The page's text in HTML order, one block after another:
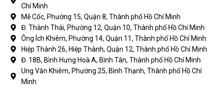
Chí Minh
Mễ Cốc, Phường 15, Quận 8, Thành phố Hồ Chí Minh
Đ. Thành Thái, Phường 12, Quận 10, Thành phố Hồ Chí Minh
Ông Ích Khiêm, Phường 14, Quận 11, Thành phố Hồ Chí Minh
Hiệp Thành 26, Hiệp Thành, Quận 12, Thành phố Hồ Chí Minh
Đ. 18B, Bình Hưng Hoà A, Bình Tân, Thành phố Hồ Chí Minh
Ung Văn Khiêm, Phường 25, Bình Thạnh, Thành phố Hồ Chí
Minh